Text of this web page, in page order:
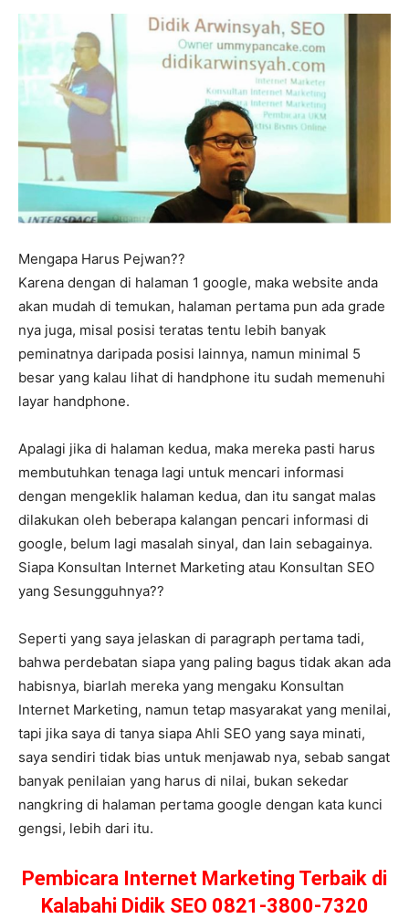
Mengapa Harus Pejwan??
Karena dengan di halaman 1 google, maka website anda
akan mudah di temukan, halaman pertama pun ada grade
nya juga, misal posisi teratas tentu lebih banyak
peminatnya daripada posisi lainnya, namun minimal 5
besar yang kalau lihat di handphone itu sudah memenuhi
layar handphone.
Apalagi jika di halaman kedua, maka mereka pasti harus
membutuhkan tenaga lagi untuk mencari informasi
dengan mengeklik halaman kedua, dan itu sangat malas
dilakukan oleh beberapa kalangan pencari informasi di
google, belum lagi masalah sinyal, dan lain sebagainya.
Siapa Konsultan Internet Marketing atau Konsultan SEO
yang Sesungguhnya??
Seperti yang saya jelaskan di paragraph pertama tadi,
bahwa perdebatan siapa yang paling bagus tidak akan ada
habisnya, biarlah mereka yang mengaku Konsultan
Internet Marketing, namun tetap masyarakat yang menilai,
tapi jika saya di tanya siapa Ahli SEO yang saya minati,
saya sendiri tidak bias untuk menjawab nya, sebab sangat
banyak penilaian yang harus di nilai, bukan sekedar
nangkring di halaman pertama google dengan kata kunci
gengsi, lebih dari itu.
Pembicara Internet Marketing Terbaik di
Kalabahi Didik SEO 0821-3800-7320